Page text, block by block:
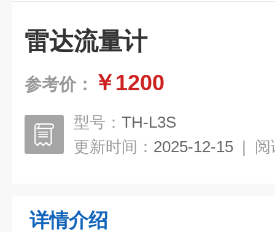
雷达流量计
参考价： ￥1200
型号： TH-L3S
更新时间： 2025-12-15 | 阅
详情介绍